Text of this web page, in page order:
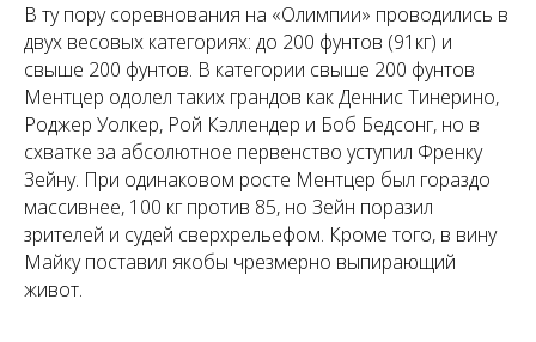
В ту пору соревнования на «Олимпии» проводились в
двух весовых категориях: до 200 фунтов (91кг) и
свыше 200 фунтов. В категории свыше 200 фунтов
Ментцер одолел таких грандов как Деннис Тинерино,
Роджер Уолкер, Рой Кэллендер и Боб Бедсонг, но в
схватке за абсолютное первенство уступил Френку
Зейну. При одинаковом росте Ментцер был гораздо
массивнее, 100 кг против 85, но Зейн поразил
зрителей и судей сверхрельефом. Кроме того, в вину
Майку поставил якобы чрезмерно выпирающий
живот.